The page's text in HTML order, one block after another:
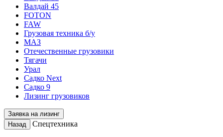
Валдай 45
FOTON
FAW
Грузовая техника б/у
МАЗ
Отечественные грузовики
Тягачи
Урал
Садко Next
Садко 9
Лизинг грузовиков
Заявка на лизинг
Назад
Спецтехника